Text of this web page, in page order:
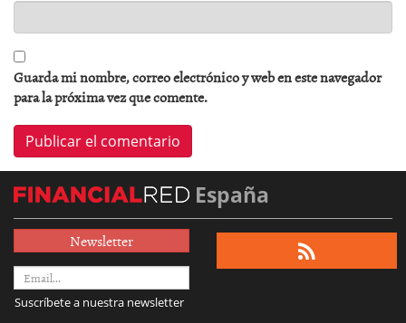
Guarda mi nombre, correo electrónico y web en este navegador
para la próxima vez que comente.
España
Newsletter
Suscríbete a nuestra newsletter